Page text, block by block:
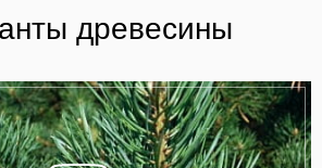
древесины